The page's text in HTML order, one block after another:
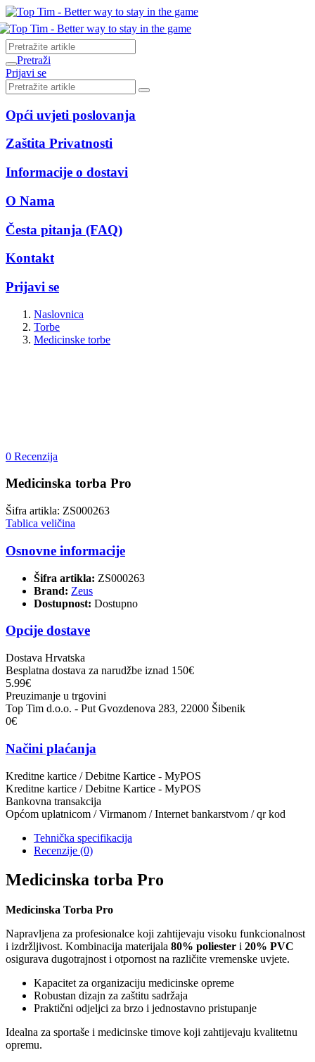
Pretraži
Prijavi se
Opći uvjeti poslovanja
Zaštita Privatnosti
Informacije o dostavi
O Nama
Česta pitanja (FAQ)
Kontakt
Prijavi se
Naslovnica
Torbe
Medicinske torbe
0 Recenzija
Medicinska torba Pro
Šifra artikla: ZS000263
Tablica veličina
Osnovne informacije
Šifra artikla: ZS000263
Brand: Zeus
Dostupnost: Dostupno
Opcije dostave
Dostava Hrvatska
Besplatna dostava za narudžbe iznad 150€
5.99€
Preuzimanje u trgovini
Top Tim d.o.o. - Put Gvozdenova 283, 22000 Šibenik
0€
Načini plaćanja
Kreditne kartice / Debitne Kartice - MyPOS
Kreditne kartice / Debitne Kartice - MyPOS
Bankovna transakcija
Općom uplatnicom / Virmanom / Internet bankarstvom / qr kod
Tehnička specifikacija
Recenzije (0)
Medicinska torba Pro
Medicinska Torba Pro
Napravljena za profesionalce koji zahtijevaju visoku funkcionalnost
i izdržljivost. Kombinacija materijala 80% poliester i 20% PVC
osigurava dugotrajnost i otpornost na različite vremenske uvjete.
Kapacitet za organizaciju medicinske opreme
Robustan dizajn za zaštitu sadržaja
Praktični odjeljci za brzo i jednostavno pristupanje
Idealna za sportaše i medicinske timove koji zahtijevaju kvalitetnu
opremu.